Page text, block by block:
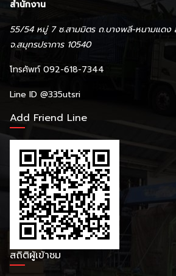
สำนักงาน
55/54 หมู่ 7 ซ.สามมิตร ถ.บางพลี-หนามแดง
จ.สมุทรปราการ 10540
โทรศัพท์ 092-618-7344
Line ID @335utsri
Add Friend Line
สถิติผู้เข้าชม